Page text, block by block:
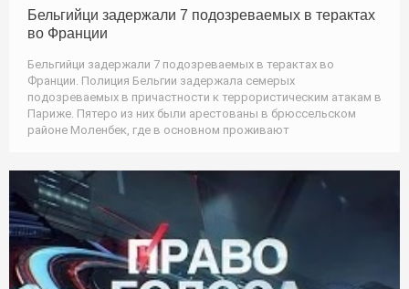
Бельгийци задержали 7 подозреваемых в терактах
во Франции
Бельгийци задержали 7 подозреваемых в терактах во
Франции. Полиция Бельгии задержала семерых
подозреваемых в причастности к террористическим атакам в
Париже. Пятеро из них были арестованы в брюссельском
районе Моленбек, где в основном проживают